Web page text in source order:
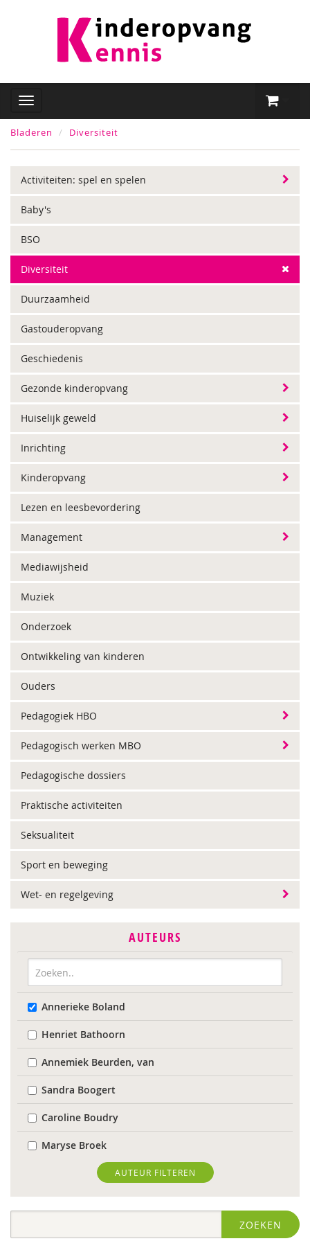
Bladeren Diversiteit
Activiteiten: spel en spelen
Baby's
BSO
Diversiteit
Duurzaamheid
Gastouderopvang
Geschiedenis
Gezonde kinderopvang
Huiselijk geweld
Inrichting
Kinderopvang
Lezen en leesbevordering
Management
Mediawijsheid
Muziek
Onderzoek
Ontwikkeling van kinderen
Ouders
Pedagogiek HBO
Pedagogisch werken MBO
Pedagogische dossiers
Praktische activiteiten
Seksualiteit
Sport en beweging
Wet- en regelgeving
AUTEURS
Annerieke Boland
Henriet Bathoorn
Annemiek Beurden, van
Sandra Boogert
Caroline Boudry
Maryse Broek
Kees Broekhof
Astrid de Bruin
AUTEUR FILTEREN
ZOEKEN